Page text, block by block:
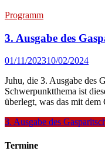
Programm
3. Ausgabe des
01/11/202310/02/2024
Juhu, die 3. Ausgabe des
Schwerpunktthema ist
überlegt, was das mit
3. Ausgabe des
Termine